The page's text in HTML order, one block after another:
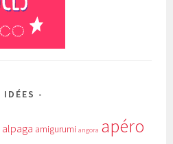
IDÉES
alpaga amigurumi angora apéro